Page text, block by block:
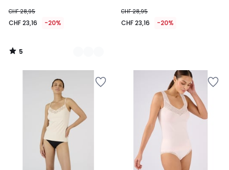
CHF 28,95
CHF 23,16 -20%
5
/
CHF 28,95
CHF 23,16 -20%